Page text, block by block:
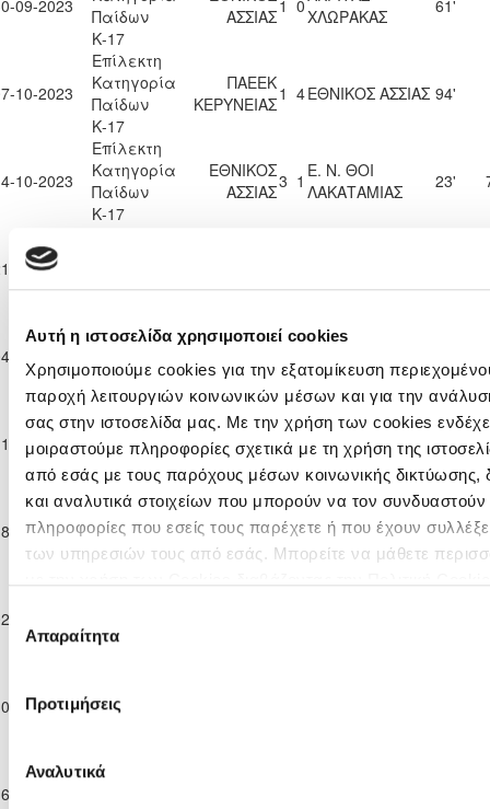
Αυτή η ιστοσελίδα χρησιμοποιεί cookies
Χρησιμοποιούμε cookies για την εξατομίκευση
παροχή λειτουργιών κοινωνικών μέσων και για την
σας στην ιστοσελίδα μας. Με την χρήση των cookies
μοιραστούμε πληροφορίες σχετικά με τη χρήση της
από εσάς με τους παρόχους μέσων κοινωνικής δικτύωσης,
και αναλυτικά στοιχείων που μπορούν να τον
πληροφορίες που εσείς τους παρέχετε ή που έχουν
των υπηρεσιών τους από εσάς. Μπορείτε να μάθετε
Επιλογή
συγκατάθεσης
Απαραίτητα
Προτιμήσεις
Αναλυτικά
09-2023
Παίδων
Κ-17
ΑΣΣΙΑΣ1 0ΧΛΩΡΑΚΑΣ
61'
10-2023
Επίλεκτη
Κατηγορία
Παίδων
Κ-17
ΠΑΕΕΚ
ΚΕΡΥΝΕΙΑΣ1 4ΕΘΝΙΚΟΣ ΑΣΣΙΑΣ 94'
10-2023
Επίλεκτη
Κατηγορία
Παίδων
Κ-17
ΕΘΝΙΚΟΣ
ΑΣΣΙΑΣ3 1 Ε. Ν. ΘΟΙ
ΛΑΚΑΤΑΜΙΑΣ
23'
10-2023
ΜΟΡΦΟΥ
11-2023
Επίλεκτη
Κατηγορία
Παίδων
Κ-17
ΕΘΝΙΚΟΣ
ΑΧΝΑΣ
11-2023
Επίλεκτη
Κατηγορία
Παίδων
Κ-17
ΕΘΝΙΚΟΣ
ΑΣΣΙΑΣ5 0 ΑΛΣ ΟΜΟΝΟΙΑ
29 ΜΑΪΟΥ
57'
11-2023
Επίλεκτη
Κατηγορία
Παίδων
Κ-17
ΧΑΛΚΑΝΟΡΑΣ
ΙΔΑΛΙΟΥ3 1ΕΘΝΙΚΟΣ ΑΣΣΙΑΣ 99'
12-2023
Παίδων
Κ-17
12-2023
Κατηγορία
Παίδων
12-2023
Επίλεκτη
Κατηγορία